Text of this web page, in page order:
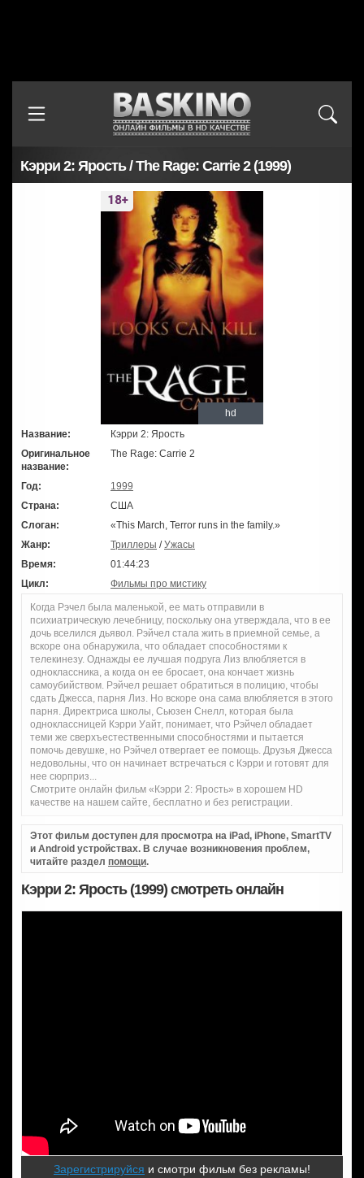
Кэрри 2: Ярость / The Rage: Carrie 2 (1999)
hd
Название:
Кэрри 2: Ярость
Оригинальное
название:
The Rage: Carrie 2
Год:
1999
Страна:
США
Слоган:
«This March, Terror runs in the family.»
Жанр:
Триллеры /Ужасы
Время:
01:44:23
Цикл:
Фильмы про мистику
Когда Рэчел была маленькой, ее мать отправили в
психиатрическую лечебницу, поскольку она утверждала, что в ее
дочь вселился дьявол. Рэйчел стала жить в приемной семье, а
вскоре она обнаружила, что обладает способностями к
телекинезу. Однажды ее лучшая подруга Лиз влюбляется в
одноклассника, а когда он ее бросает, она кончает жизнь
самоубийством. Рэйчел решает обратиться в полицию, чтобы
сдать Джесса, парня Лиз. Но вскоре она сама влюбляется в этого
парня. Директриса школы, Сьюзен Снелл, которая была
одноклассницей Кэрри Уайт, понимает, что Рэйчел обладает
теми же сверхъестественными способностями и пытается
помочь девушке, но Рэйчел отвергает ее помощь. Друзья Джесса
недовольны, что он начинает встречаться с Кэрри и готовят для
нее сюрприз...
Смотрите онлайн фильм «Кэрри 2: Ярость» в хорошем HD
качестве на нашем сайте, бесплатно и без регистрации.
Этот фильм доступен для просмотра на iPad, iPhone, SmartTV
и Android устройствах. В случае возникновения проблем,
читайте раздел помощи.
Кэрри 2: Ярость (1999) смотреть онлайн
Зарегистрируйся и смотри фильм без рекламы!